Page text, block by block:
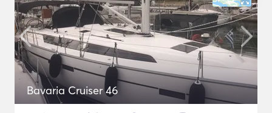
Bavaria Cruiser 46